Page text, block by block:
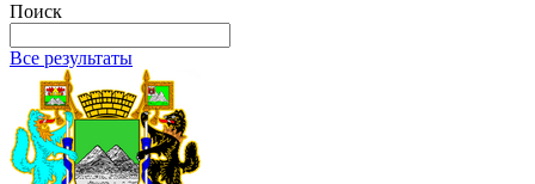
Поиск
Все результаты